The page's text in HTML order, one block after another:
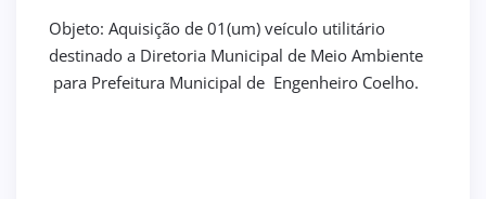
Objeto: Aquisição de 01(um) veículo utilitário
destinado a Diretoria Municipal de Meio Ambiente
para Prefeitura Municipal de Engenheiro Coelho.